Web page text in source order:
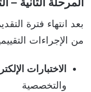
بعد انتهاء فترة
من الإجراءات
الاختبارات
والتخصصية